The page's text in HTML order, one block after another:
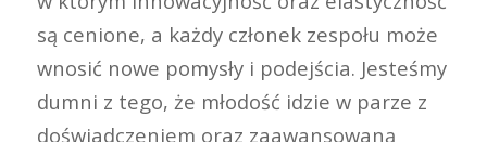
są cenione, a każdy członek zespołu może
wnosić nowe pomysły i podejścia. Jesteśmy
dumni z tego, że młodość idzie w parze z
doświadczeniem oraz zaawansowaną